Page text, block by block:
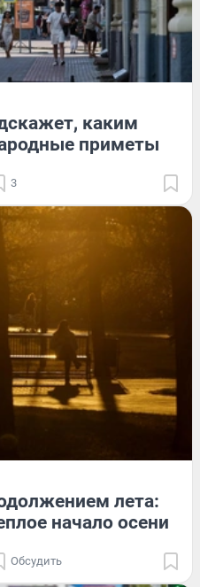
каким
приметы
3
лета:
начало осени
Обсудить